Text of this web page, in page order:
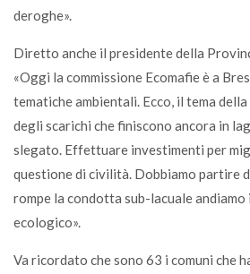
deroghe».
Diretto anche il presidente della
«Oggi la commissione Ecomafie è a
tematiche ambientali. Ecco, il tema
degli scarichi che finiscono ancora in
slegato. Effettuare investimenti per
questione di civilità. Dobbiamo partire
rompe la condotta sub-lacuale
ecologico».
Va ricordato che sono 63 i comuni che